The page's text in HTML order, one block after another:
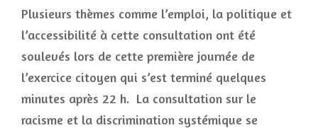
Plusieurs thèmes comme l’emploi, la politique et
l’accessibilité à cette consultation ont été
soulevés lors de cette première journée de
l’exercice citoyen qui s’est terminé quelques
minutes après 22 h. La consultation sur le
racisme et la discrimination systémique se